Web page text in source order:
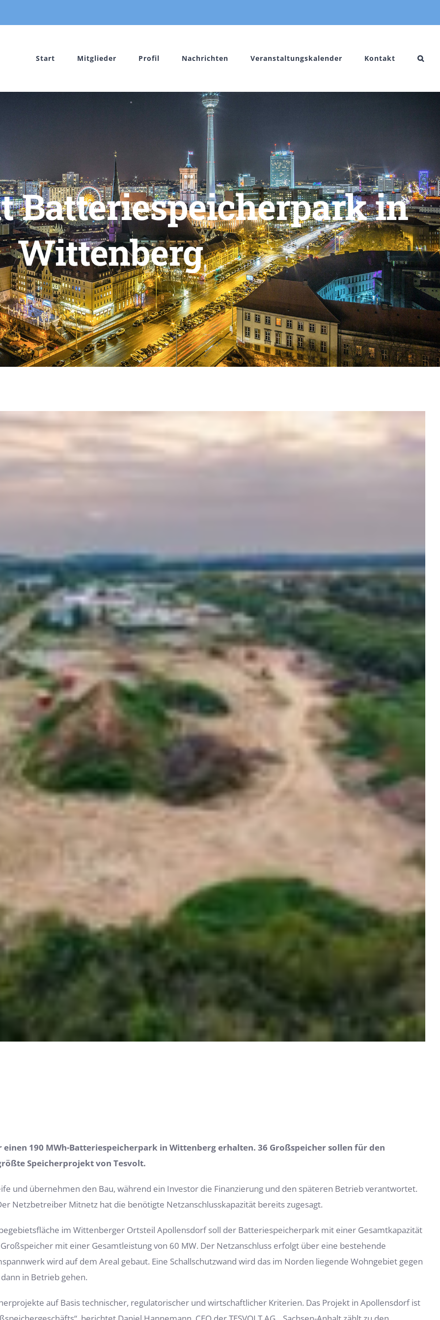
Start Mitglieder Profil Nachrichten Veranstaltungskalender Kontakt
Batteriespeicherpark in
Wittenberg
einen 190 MWh-Batteriespeicherpark in Wittenberg erhalten. 36 Großspeicher sollen für den
Speicherprojekt von Tesvolt.
und übernehmen den Bau, während ein Investor die Finanzierung und den späteren Betrieb verantwortet.
Netzbetreiber Mitnetz hat die benötigte Netzanschlusskapazität bereits zugesagt.
im Wittenberger Ortsteil Apollensdorf soll der Batteriespeicherpark mit einer Gesamtkapazität
mit einer Gesamtleistung von 60 MW. Der Netzanschluss erfolgt über eine bestehende
wird auf dem Areal gebaut. Eine Schallschutzwand wird das im Norden liegende Wohngebiet gegen
in Betrieb gehen.
auf Basis technischer, regulatorischer und wirtschaftlicher Kriterien. Das Projekt in Apollensdorf ist